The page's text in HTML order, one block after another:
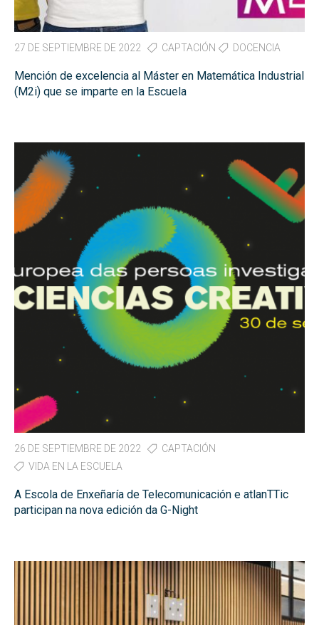
27 DE SEPTIEMBRE DE 2022 CAPTACIÓN DOCENCIA
Mención de excelencia al Máster en Matemática Industrial
(M2i) que se imparte en la Escuela
26 DE SEPTIEMBRE DE 2022
CAPTACIÓN
VIDA EN LA ESCUELA
A Escola de Enxeñaría de Telecomunicación e atlanTTic
participan na nova edición da G-Night